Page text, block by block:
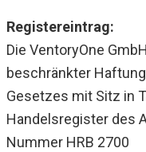
Registereintrag:
Die VentoryOne
beschränkter
Gesetzes mit Sitz in
Handelsregister des
Nummer HRB 2700